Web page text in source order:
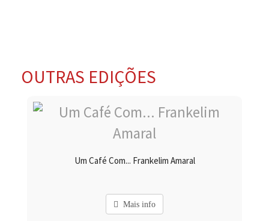
OUTRAS EDIÇÕES
Um Café Com... Frankelim Amaral
Mais info